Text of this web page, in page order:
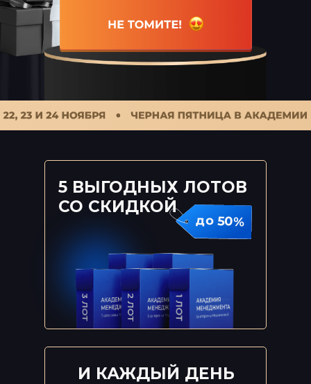
5 ВЫГОДНЫХ ЛОТОВ
СО СКИДКОЙ
до 50%
И КАЖДЫЙ ДЕНЬ